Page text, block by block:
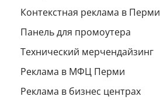
Контекстная реклама в Перми
Панель для промоутера
Технический мерчендайзинг
Реклама в МФЦ Перми
Реклама в бизнес центрах